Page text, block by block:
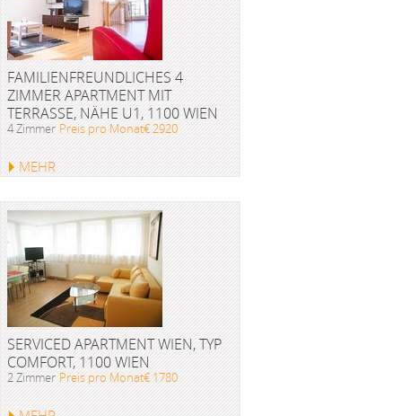
FAMILIENFREUNDLICHES 4
ZIMMER APARTMENT MIT
TERRASSE, NÄHE U1, 1100 WIEN
4 Zimmer Preis pro Monat€ 2920
MEHR
SERVICED APARTMENT WIEN, TYP
COMFORT, 1100 WIEN
2 Zimmer Preis pro Monat€ 1780